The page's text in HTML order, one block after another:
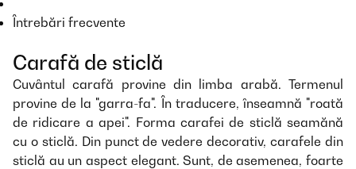
Întrebări frecvente
Carafă de sticlă
Cuvântul carafă provine din limba arabă. Termenul
provine de la "garra-fa". În traducere, înseamnă "roată
de ridicare a apei". Forma carafei de sticlă seamănă
cu o sticlă. Din punct de vedere decorativ, carafele din
sticlă au un aspect elegant. Sunt, de asemenea, foarte